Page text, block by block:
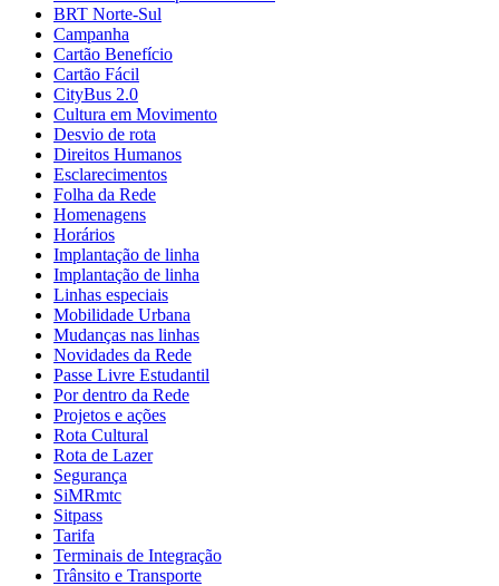
BRT Norte-Sul
Campanha
Cartão Benefício
Cartão Fácil
CityBus 2.0
Cultura em Movimento
Desvio de rota
Direitos Humanos
Esclarecimentos
Folha da Rede
Homenagens
Horários
Implantação de linha
Implantação de linha
Linhas especiais
Mobilidade Urbana
Mudanças nas linhas
Novidades da Rede
Passe Livre Estudantil
Por dentro da Rede
Projetos e ações
Rota Cultural
Rota de Lazer
Segurança
SiMRmtc
Sitpass
Tarifa
Terminais de Integração
Trânsito e Transporte